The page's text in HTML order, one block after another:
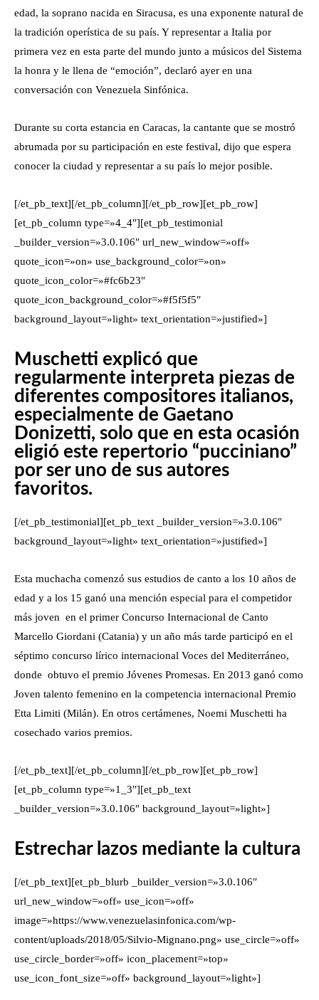
edad, la soprano nacida en Siracusa, es una exponente natural de
la tradición operística de su país. Y representar a Italia por
primera vez en esta parte del mundo junto a músicos del Sistema
la honra y le llena de “emoción”, declaró ayer en una
conversación con Venezuela Sinfónica.
Durante su corta estancia en Caracas, la cantante que se mostró
abrumada por su participación en este festival, dijo que espera
conocer la ciudad y representar a su país lo mejor posible.
[/et_pb_text][/et_pb_column][/et_pb_row][et_pb_row]
[et_pb_column type=»4_4″][et_pb_testimonial
_builder_version=»3.0.106″ url_new_window=»off»
quote_icon=»on» use_background_color=»on»
quote_icon_color=»#fc6b23″
quote_icon_background_color=»#f5f5f5″
background_layout=»light» text_orientation=»justified»]
Muschetti explicó que
regularmente interpreta piezas de
diferentes compositores italianos,
especialmente de Gaetano
Donizetti, solo que en esta ocasión
eligió este repertorio “pucciniano”
por ser uno de sus autores
favoritos.
[/et_pb_testimonial][et_pb_text _builder_version=»3.0.106″
background_layout=»light» text_orientation=»justified»]
Esta muchacha comenzó sus estudios de canto a los 10 años de
edad y a los 15 ganó una mención especial para el competidor
más joven en el primer Concurso Internacional de Canto
Marcello Giordani (Catania) y un año más tarde participó en el
séptimo concurso lírico internacional Voces del Mediterráneo,
donde obtuvo el premio Jóvenes Promesas. En 2013 ganó como
Joven talento femenino en la competencia internacional Premio
Etta Limiti (Milán). En otros certámenes, Noemi Muschetti ha
cosechado varios premios.
[/et_pb_text][/et_pb_column][/et_pb_row][et_pb_row]
[et_pb_column type=»1_3″][et_pb_text
_builder_version=»3.0.106″ background_layout=»light»]
Estrechar lazos mediante la cultura
[/et_pb_text][et_pb_blurb _builder_version=»3.0.106″
url_new_window=»off» use_icon=»off»
image=»https://www.venezuelasinfonica.com/wp-
content/uploads/2018/05/Silvio-Mignano.png» use_circle=»off»
use_circle_border=»off» icon_placement=»top»
use_icon_font_size=»off» background_layout=»light»]